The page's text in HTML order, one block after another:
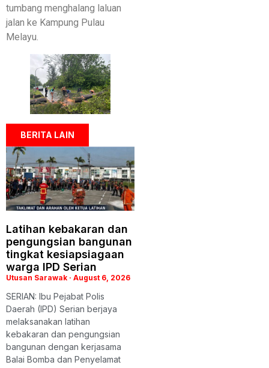
tumbang menghalang laluan
jalan ke Kampung Pulau
Melayu.
BERITA LAIN
Latihan kebakaran dan
pengungsian bangunan
tingkat kesiapsiagaan
warga IPD Serian
Utusan Sarawak August 6, 2026
SERIAN: Ibu Pejabat Polis
Daerah (IPD) Serian berjaya
melaksanakan latihan
kebakaran dan pengungsian
bangunan dengan kerjasama
Balai Bomba dan Penyelamat